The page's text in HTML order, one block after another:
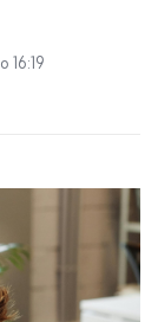
16:19